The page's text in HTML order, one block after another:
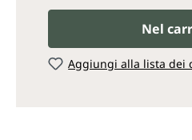
Nel
Aggiungi alla lista dei